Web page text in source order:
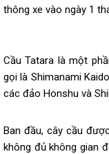
thông xe vào ngày 1
Cầu Tatara là một
gọi là Shimanami
các đảo Honshu và
Ban đầu, cây cầu
không đủ không gian